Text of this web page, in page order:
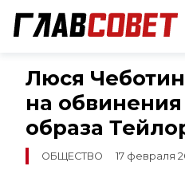
Люся
на
образа
ОБЩЕСТВО 17 февраля